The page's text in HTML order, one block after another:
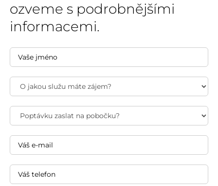
ozveme s podrobnějšími
informacemi.